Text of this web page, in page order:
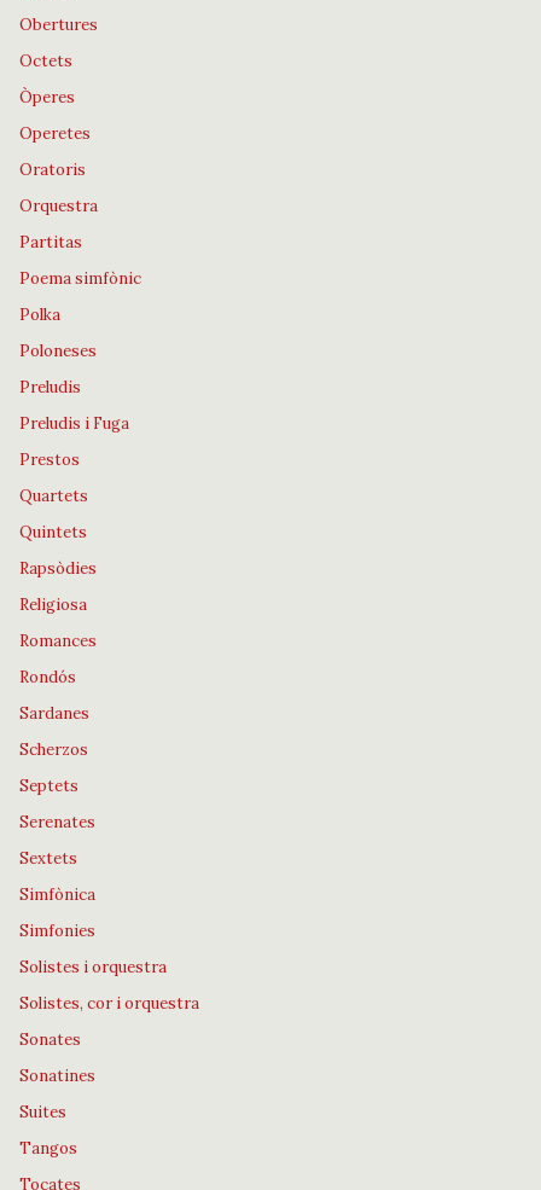
Obertures
Octets
Òperes
Operetes
Oratoris
Orquestra
Partitas
Poema simfònic
Polka
Poloneses
Preludis
Preludis i Fuga
Prestos
Quartets
Quintets
Rapsòdies
Religiosa
Romances
Rondós
Sardanes
Scherzos
Septets
Serenates
Sextets
Simfònica
Simfonies
Solistes i orquestra
Solistes, cor i orquestra
Sonates
Sonatines
Suites
Tangos
Tocates